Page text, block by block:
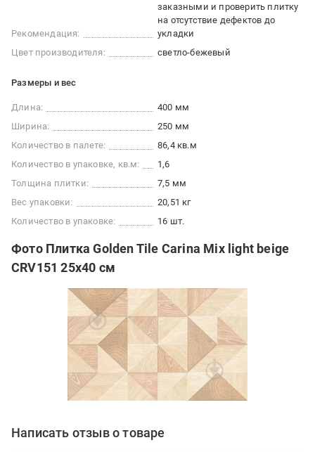
Рекомендация:
заказными и проверить плитку
на отсутствие дефектов до
укладки
Цвет производителя:
светло-бежевый
Размеры и вес
Длина:
400 мм
Ширина:
250 мм
Количество в палете:
86,4 кв.м
Количество в упаковке, кв.м:
1,6
Толщина плитки:
7,5 мм
Вес упаковки:
20,51 кг
Количество в упаковке:
16 шт.
Фото Плитка Golden Tile Carina Mix light beige
CRV151 25х40 см
Написать отзыв о товаре